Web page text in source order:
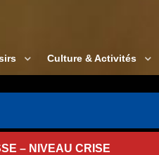
Culture & Activités
– NIVEAU CRISE